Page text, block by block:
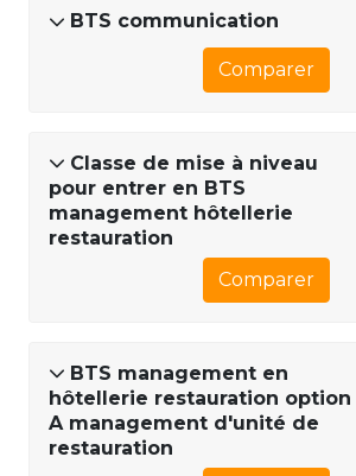
BTS communication
Comparer
Classe de mise à niveau
pour entrer en BTS
management hôtellerie
restauration
Comparer
BTS management en
hôtellerie restauration option
A management d'unité de
restauration